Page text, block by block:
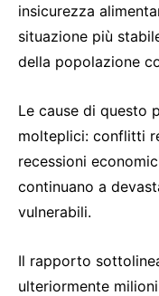
insicurezza
situazione più
della popolazione
Le cause di questo
molteplici: conflitti
recessioni
continuano a
vulnerabili.
Il rapporto
ulteriormente